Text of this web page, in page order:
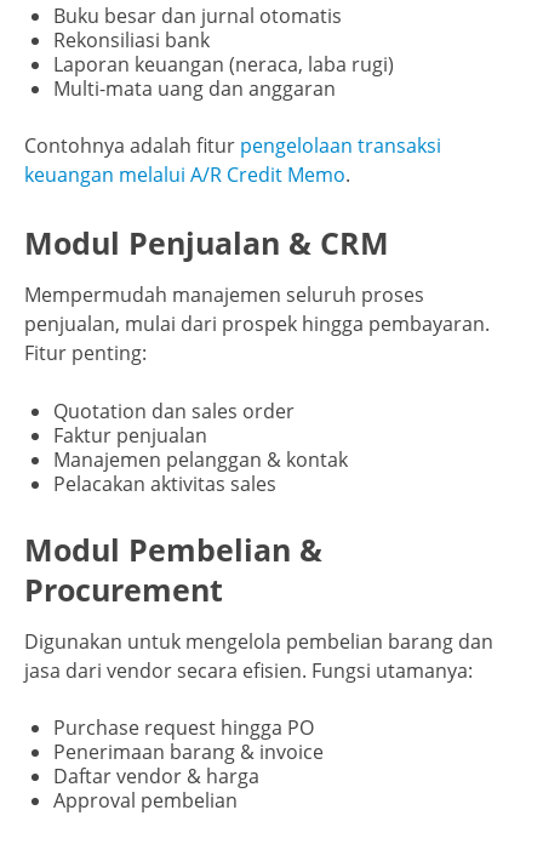
Buku besar dan jurnal otomatis
Rekonsiliasi bank
Laporan keuangan (neraca, laba rugi)
Multi-mata uang dan anggaran
Contohnya adalah fitur pengelolaan transaksi
keuangan melalui A/R Credit Memo.
Modul Penjualan & CRM
Mempermudah manajemen seluruh proses
penjualan, mulai dari prospek hingga pembayaran.
Fitur penting:
Quotation dan sales order
Faktur penjualan
Manajemen pelanggan & kontak
Pelacakan aktivitas sales
Modul Pembelian &
Procurement
Digunakan untuk mengelola pembelian barang dan
jasa dari vendor secara efisien. Fungsi utamanya:
Purchase request hingga PO
Penerimaan barang & invoice
Daftar vendor & harga
Approval pembelian